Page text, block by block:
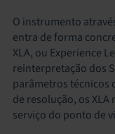
O instrumento
entra de forma
XLA, ou Experience
reinterpretação dos
parâmetros técnicos
de resolução, os
serviço do ponto de